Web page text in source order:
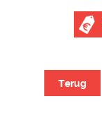
Terug